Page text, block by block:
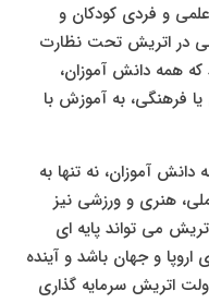
و فردی کودکان و
در اتریش تحت نظارت
همه دانش آموزان،
فرهنگی، به آموزش با
آموزان، نه تنها به
هنری و ورزشی نیز
می تواند پایه ای
و جهان باشد و آینده
اتریش سرمایه گذاری